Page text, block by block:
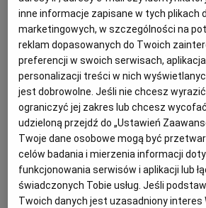
DOMOWE
SOST, DIPY I INNE
KUCHNIA
KUCHNIA
KUCHNIA
KUCHNIA
GLIWICE
GORZÓW
KALISZ
KATOWICE
KIELCE
WYBORCZA TV I
TYLKO
KSIĄŻKI. MAGAZYN DO
NASZA EUROPA
SŁÓWKA. MAGAZYN O
BIQDATA
JUTRONAUCI
ARCHIWUM
INNE SERWISY
GAZETA.PL
inne informacje zapisane w tych plikach
marketingowych, w szczególności na
reklam dopasowanych do Twoich
preferencji w swoich serwisach,
personalizacji treści w nich
jest dobrowolne. Jeśli nie chcesz
ograniczyć jej zakres lub chcesz
udzieloną przejdź do „Ustawień
Twoje dane osobowe mogą być
celów badania i mierzenia informacji
funkcjonowania serwisów i aplikacji lub
świadczonych Tobie usług. Jeśli
Twoich danych jest uzasadniony interes